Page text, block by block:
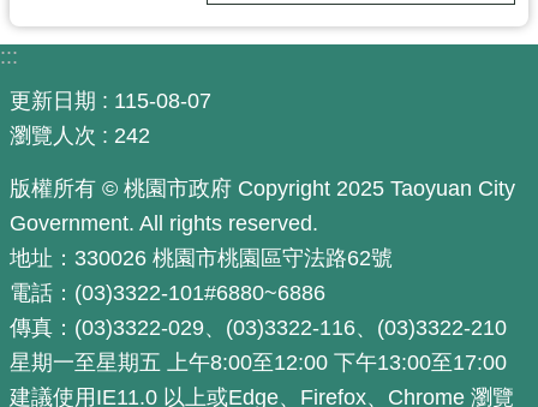
料
放
宣
告
市
府
官
方
L
I
N
E
:::
更新日期
115-08-07
瀏覽人次
242
版權所有 © 桃園市政府 Copyright 2025 Taoyuan City
Government. All rights reserved.
地址：330026 桃園市桃園區守法路62號
電話：(03)3322-101#6880~6886
傳真：(03)3322-029、(03)3322-116、(03)3322-210
星期一至星期五 上午8:00至12:00 下午13:00至17:00
建議使用IE11.0 以上或Edge、Firefox、Chrome 瀏覽